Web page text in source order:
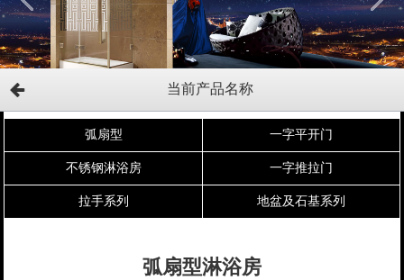
当前产品名称
弧扇型 一字平开门
不锈钢淋浴房 一字推拉门
拉手系列 地盆及石基系列
弧扇型淋浴房